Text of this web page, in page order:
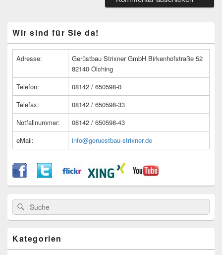
Seitenleisten
Widget-
Wir sind für Sie da!
Adresse:
Gerüstbau Strixner GmbH Birkenhofstraße 52
82140 Olching
Telefon:
08142 / 650598-0
Telefax:
08142 / 650598-33
Notfallnummer:
08142 / 650598-43
eMail:
info@geruestbau-strixner.de
Suche
nach:
Suche
Kategorien